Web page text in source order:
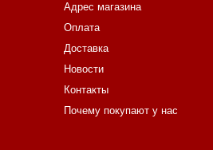
Адрес магазина
Оплата
Доставка
Новости
Контакты
Почему покупают у нас